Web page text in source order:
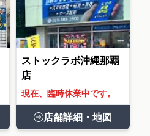
ストックラボ沖縄那覇
店
現在、臨時休業中です。
店舗詳細・地図